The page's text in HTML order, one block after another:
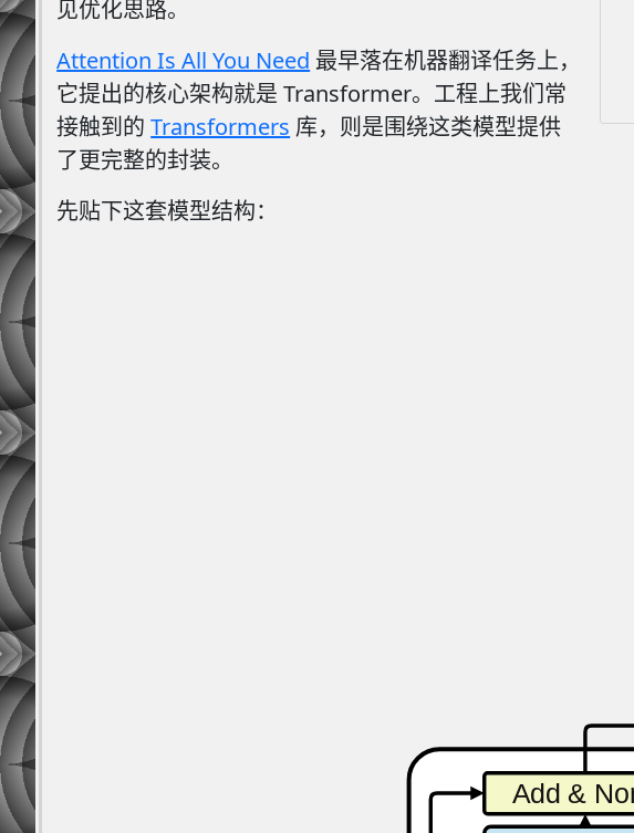
见优化思路。
Attention Is All You Need 最早落在机器翻译任务上，
它提出的核心架构就是 Transformer。工程上我们常
接触到的Transformers 库，则是围绕这类模型提供
了更完整的封装。
先贴下这套模型结构：
Add &